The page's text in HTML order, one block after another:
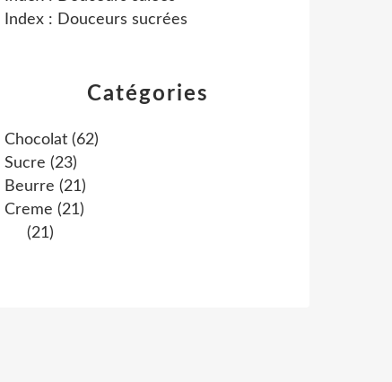
Catégories
Chocolat (62)
Sucre (23)
Beurre (21)
Creme (21)
(21)
Index : Douceurs sucrées